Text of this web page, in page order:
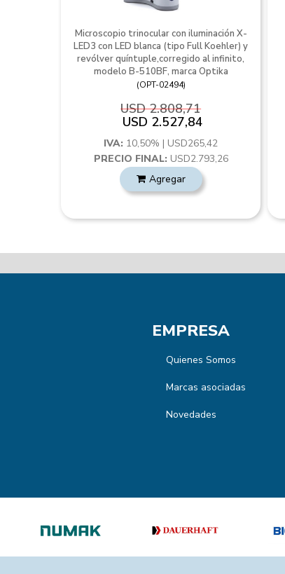
Microscopio trinocular con iluminación X-
LED3 con LED blanca (tipo Full Koehler) y
revólver quíntuple,corregido al infinito,
modelo B-510BF, marca Optika
(OPT-02494)
USD 2.808,71
USD 2.527,84
IVA: 10,50% | USD265,42
PRECIO FINAL: USD2.793,26
Agregar
EMPRESA
Quienes Somos
Marcas asociadas
Novedades